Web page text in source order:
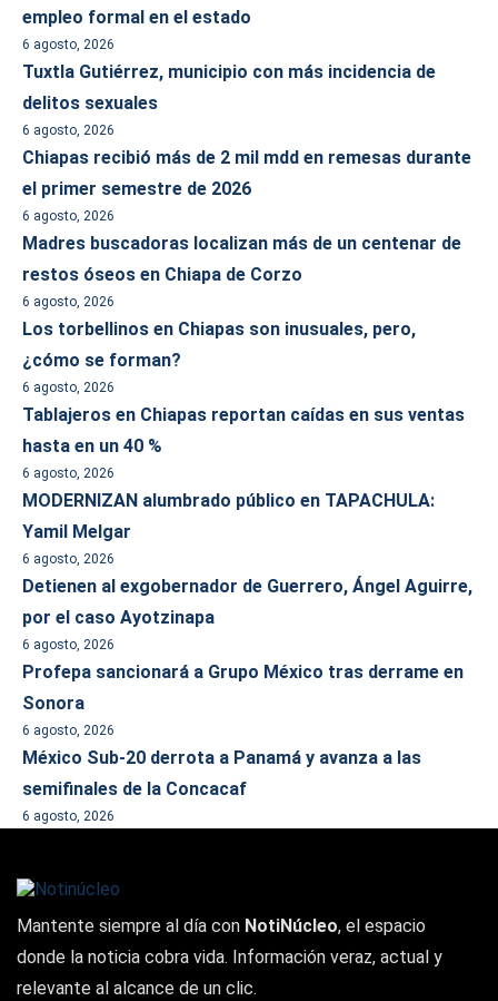
empleo formal en el estado
6 agosto, 2026
Tuxtla Gutiérrez, municipio con más incidencia de
delitos sexuales
6 agosto, 2026
Chiapas recibió más de 2 mil mdd en remesas durante
el primer semestre de 2026
6 agosto, 2026
Madres buscadoras localizan más de un centenar de
restos óseos en Chiapa de Corzo
6 agosto, 2026
Los torbellinos en Chiapas son inusuales, pero,
¿cómo se forman?
6 agosto, 2026
Tablajeros en Chiapas reportan caídas en sus ventas
hasta en un 40 %
6 agosto, 2026
MODERNIZAN alumbrado público en TAPACHULA:
Yamil Melgar
6 agosto, 2026
Detienen al exgobernador de Guerrero, Ángel Aguirre,
por el caso Ayotzinapa
6 agosto, 2026
Profepa sancionará a Grupo México tras derrame en
Sonora
6 agosto, 2026
México Sub-20 derrota a Panamá y avanza a las
semifinales de la Concacaf
6 agosto, 2026
Mantente siempre al día con NotiNúcleo, el espacio
donde la noticia cobra vida. Información veraz, actual y
relevante al alcance de un clic.